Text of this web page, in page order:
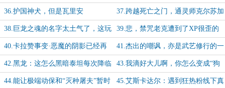
的镰刀已挥起 就是现点现杀
36.护国神犬，但是瓦里安 37.跨越死亡之门，通灵师克尔苏加
德的杰作
38.巨龙之魂的名字太土气了，这玩
意就应该叫魔贯光杀炮！
39.悲，禁咒老克遭到了XP很歪的
蓝龙们的“学术迫害”
40.卡拉赞事变·恶魔的阴影已经再
度笼罩
41.杰出的嘲讽，亦是武艺修行的一
环
42.黑龙：这怎么黑暗泰坦每次降临
都有我的事？
43.我滴好大儿啊，你怎么变成“狗
头人”啦
44.能让极端动保和“灭种屠夫”暂时 45.艾斯卡达尔：遇到狂热粉线下真